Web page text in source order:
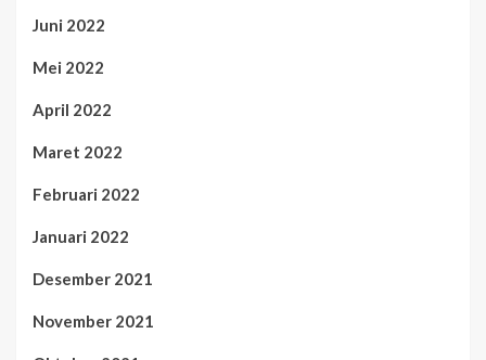
Juni 2022
Mei 2022
April 2022
Maret 2022
Februari 2022
Januari 2022
Desember 2021
November 2021